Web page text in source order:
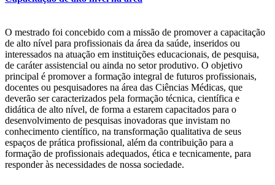
UNIVERSIDAD ANÁHUAC
UNIVERSIDAD DE SONORA
PORTO RICO
UNIVERSIDAD INTERAMERICANA DE PUERTO RICO
PORTUGAL
INSTITUTO POLITÉCNICO DO PORTO
INSTITUTO POLITÉCNICO DE BRAGANÇA
UNIVERSIDADE DE TRÁS-OS-MONTES E ALTO
DOURO
O mestrado foi concebido com a missão de promover a capacitação
de alto nível para profissionais da área da saúde, inseridos ou
interessados na atuação em instituições educacionais, de pesquisa,
de caráter assistencial ou ainda no setor produtivo. O objetivo
principal é promover a formação integral de futuros profissionais,
docentes ou pesquisadores na área das Ciências Médicas, que
deverão ser caracterizados pela formação técnica, científica e
didática de alto nível, de forma a estarem capacitados para o
desenvolvimento de pesquisas inovadoras que invistam no
conhecimento científico, na transformação qualitativa de seus
espaços de prática profissional, além da contribuição para a
formação de profissionais adequados, ética e tecnicamente, para
responder às necessidades de nossa sociedade.